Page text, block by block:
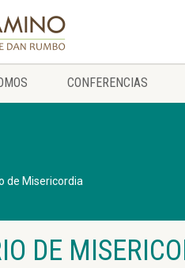
CONFERENCIAS
de Misericordia
DE